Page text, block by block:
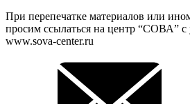
При перепечатке материалов или
просим ссылаться на центр “СОВА” с
www.sova-center.ru